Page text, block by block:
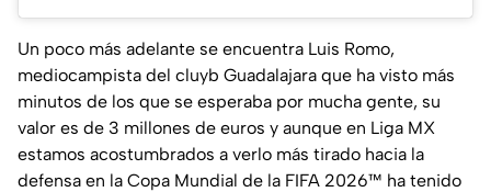
Un poco más adelante se encuentra Luis Romo,
mediocampista del cluyb Guadalajara que ha visto más
minutos de los que se esperaba por mucha gente, su
valor es de 3 millones de euros y aunque en Liga MX
estamos acostumbrados a verlo más tirado hacia la
defensa en la Copa Mundial de la FIFA 2026™ ha tenido